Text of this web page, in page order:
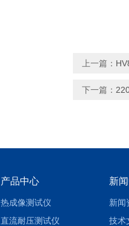
上一篇：
下一篇：
产品中心
热成像测试仪
直流耐压测试仪
新
新闻
技术